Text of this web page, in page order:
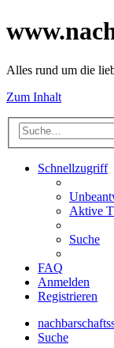
Alles rund um die
Zum Inhalt
Schnellzugriff
Aktive
Suche
FAQ
Anmelden
Registrieren
Suche